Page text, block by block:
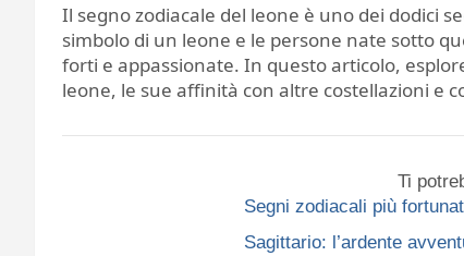
Il segno zodiacale del leone è uno dei dodici
simbolo di un leone e le persone nate sotto
forti e appassionate. In questo articolo,
leone, le sue affinità con altre costellazioni e
Ti
Segni zodiacali più
Sagittario: l’ardente